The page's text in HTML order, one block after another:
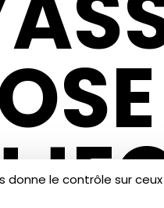
donne le contrôle sur